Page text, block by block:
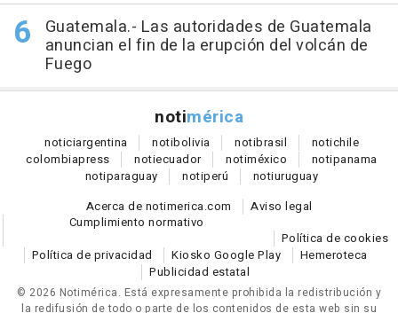
Guatemala.- Las autoridades de Guatemala
anuncian el fin de la erupción del volcán de
Fuego
notimérica
noticiargentina notibolivia notibrasil notichile
colombiapress notiecuador notiméxico notipanama
notiparaguay notiperú notiuruguay
Acerca de notimerica.com
Aviso legal
Cumplimiento normativo
Política de cookies
Política de privacidad
Kiosko Google Play
Hemeroteca
Publicidad estatal
© 2026 Notimérica. Está expresamente prohibida la redistribución y
la redifusión de todo o parte de los contenidos de esta web sin su